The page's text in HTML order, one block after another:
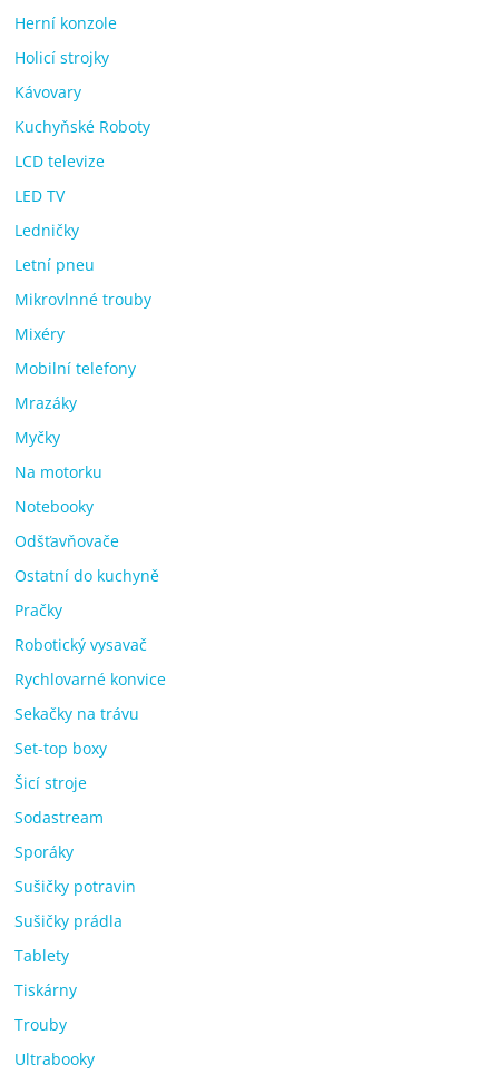
Herní konzole
Holicí strojky
Kávovary
Kuchyňské Roboty
LCD televize
LED TV
Ledničky
Letní pneu
Mikrovlnné trouby
Mixéry
Mobilní telefony
Mrazáky
Myčky
Na motorku
Notebooky
Odšťavňovače
Ostatní do kuchyně
Pračky
Robotický vysavač
Rychlovarné konvice
Sekačky na trávu
Set-top boxy
Šicí stroje
Sodastream
Sporáky
Sušičky potravin
Sušičky prádla
Tablety
Tiskárny
Trouby
Ultrabooky